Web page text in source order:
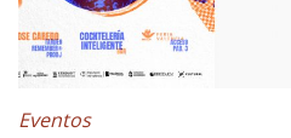
Eventos